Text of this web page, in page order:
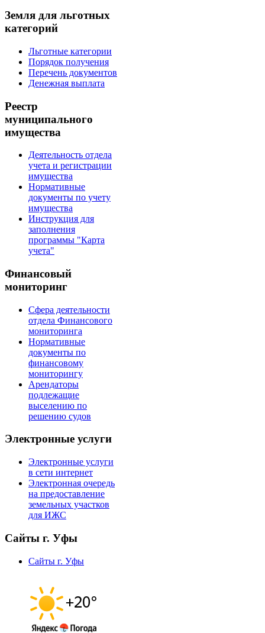
Земля для льготных
категорий
Льготные категории
Порядок получения
Перечень документов
Денежная выплата
Реестр
муниципального
имущества
Деятельность отдела
учета и регистрации
имущества
Нормативные
документы по учету
имущества
Инструкция для
заполнения
программы "Карта
учета"
Финансовый
мониторинг
Сфера деятельности
отдела Финансового
мониторинга
Нормативные
документы по
финансовому
мониторингу
Арендаторы
подлежащие
выселению по
решению судов
Электронные услуги
Электронные услуги
в сети интернет
Электронная очередь
на предоставление
земельных участков
для ИЖС
Сайты г. Уфы
Сайты г. Уфы